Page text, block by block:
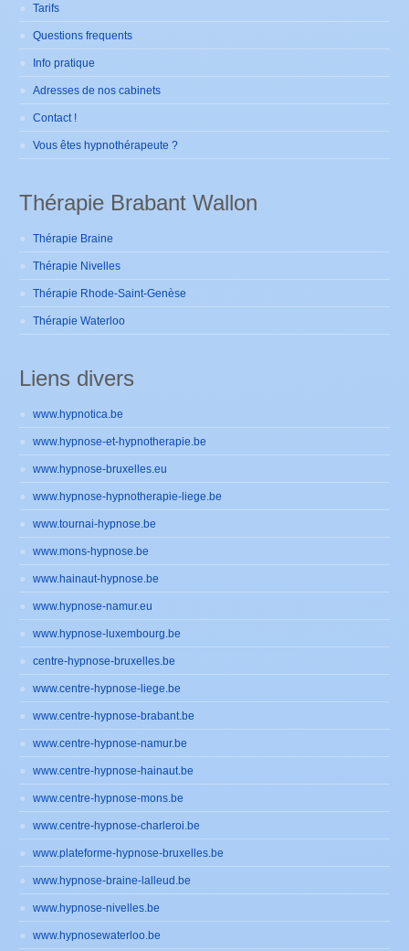
Tarifs
Questions frequents
Info pratique
Adresses de nos cabinets
Contact !
Vous êtes hypnothérapeute ?
Thérapie Brabant Wallon
Thérapie Braine
Thérapie Nivelles
Thérapie Rhode-Saint-Genèse
Thérapie Waterloo
Liens divers
www.hypnotica.be
www.hypnose-et-hypnotherapie.be
www.hypnose-bruxelles.eu
www.hypnose-hypnotherapie-liege.be
www.tournai-hypnose.be
www.mons-hypnose.be
www.hainaut-hypnose.be
www.hypnose-namur.eu
www.hypnose-luxembourg.be
centre-hypnose-bruxelles.be
www.centre-hypnose-liege.be
www.centre-hypnose-brabant.be
www.centre-hypnose-namur.be
www.centre-hypnose-hainaut.be
www.centre-hypnose-mons.be
www.centre-hypnose-charleroi.be
www.plateforme-hypnose-bruxelles.be
www.hypnose-braine-lalleud.be
www.hypnose-nivelles.be
www.hypnosewaterloo.be